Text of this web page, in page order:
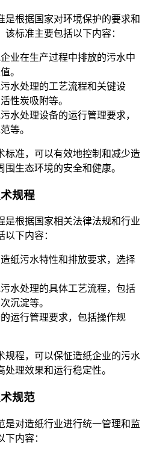
是根据国家对环境保护的要求和
标准主要包括以下内容：
业在生产过程中排放的污水中
。
水处理的工艺流程和关键设
性炭吸附等。
水处理设备的运行管理要求，
等。
标准，可以有效地控制和减少造
生态环境的安全和健康。
规程
是根据国家相关法律法规和行业
下内容：
纸污水特性和排放要求，选择
水处理的具体工艺流程，包括
沉淀等。
运行管理要求，包括操作规
规程，可以保怔造纸企业的污水
理效果和运行稳定性。
规范
是对造纸行业进行统一管理和监
内容：